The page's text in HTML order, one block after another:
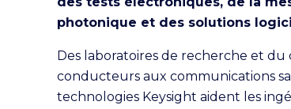
photonique et des solutions
Des laboratoires de recherche et
conducteurs aux communications
technologies Keysight aident les